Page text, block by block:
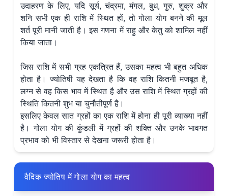
उदाहरण के लिए, यदि सूर्य, चंद्रमा, मंगल, बुध, गुरु, शुक्र और
शनि सभी एक ही राशि में स्थित हों, तो गोला योग बनने की मूल
शर्त पूरी मानी जाती है। इस गणना में राहु और केतु को शामिल नहीं
किया जाता।
जिस राशि में सभी ग्रह एकत्रित हैं, उसका महत्व भी बहुत अधिक
होता है। ज्योतिषी यह देखता है कि वह राशि कितनी मजबूत है,
लग्न से वह किस भाव में स्थित है और उस राशि में स्थित ग्रहों की
स्थिति कितनी शुभ या चुनौतीपूर्ण है।
इसलिए केवल सात ग्रहों का एक राशि में होना ही पूरी व्याख्या नहीं
है। गोला योग की कुंडली में ग्रहों की शक्ति और उनके भावगत
प्रभाव को भी विस्तार से देखना जरूरी होता है।
वैदिक ज्योतिष में गोला योग का महत्व